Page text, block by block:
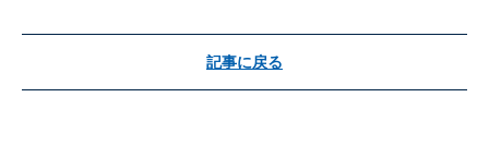
記事に戻る